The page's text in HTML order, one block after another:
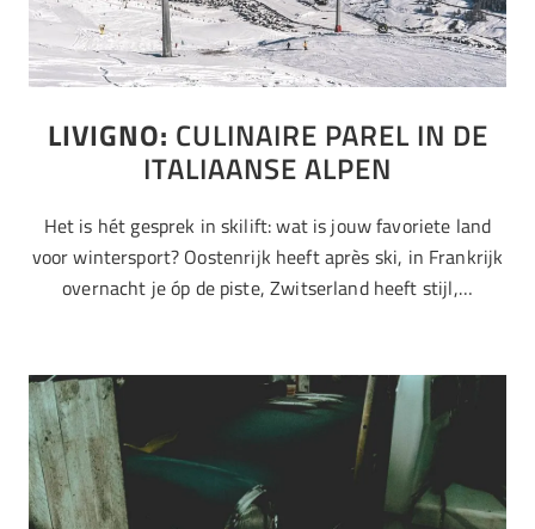
LIVIGNO: CULINAIRE PAREL IN DE
ITALIAANSE ALPEN
Het is hét gesprek in skilift: wat is jouw favoriete land
voor wintersport? Oostenrijk heeft après ski, in Frankrijk
overnacht je óp de piste, Zwitserland heeft stijl,…